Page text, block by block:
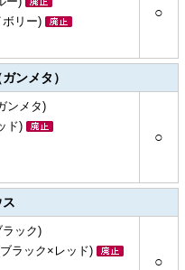
ボリー)
○
ンメタ）
ンメタ)
ド)
○
ラック)
ラック×レッド)
○